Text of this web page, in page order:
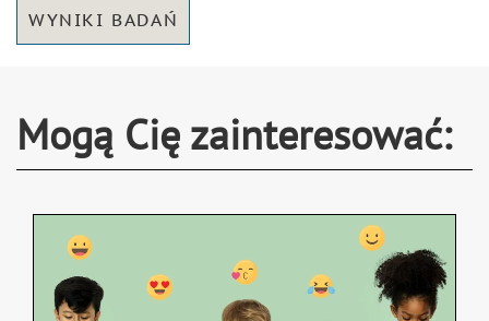
WYNIKI BADAŃ
Mogą Cię zainteresować: